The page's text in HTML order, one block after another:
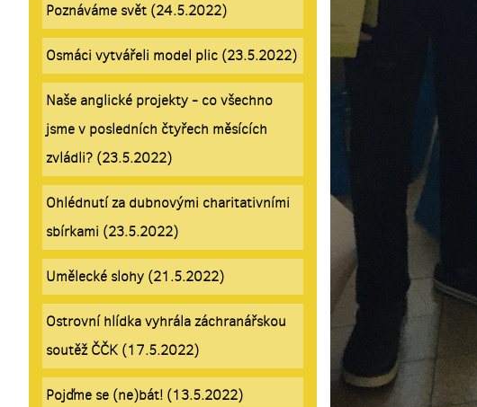
Poznáváme svět (24.5.2022)
Osmáci vytvářeli model plic (23.5.2022)
Naše anglické projekty - co všechno
jsme v posledních čtyřech měsících
zvládli? (23.5.2022)
Ohlédnutí za dubnovými charitativními
sbírkami (23.5.2022)
Umělecké slohy (21.5.2022)
Ostrovní hlídka vyhrála záchranářskou
soutěž ČČK (17.5.2022)
Pojďme se (ne)bát! (13.5.2022)